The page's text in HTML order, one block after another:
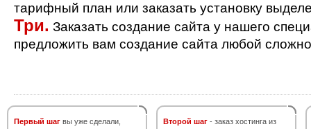
тарифный план или заказать установку
Три. Заказать создание сайта у нашего
предложить вам создание сайта любой
Первый шаг вы уже сделали,
Второй шаг - заказ хостинга из